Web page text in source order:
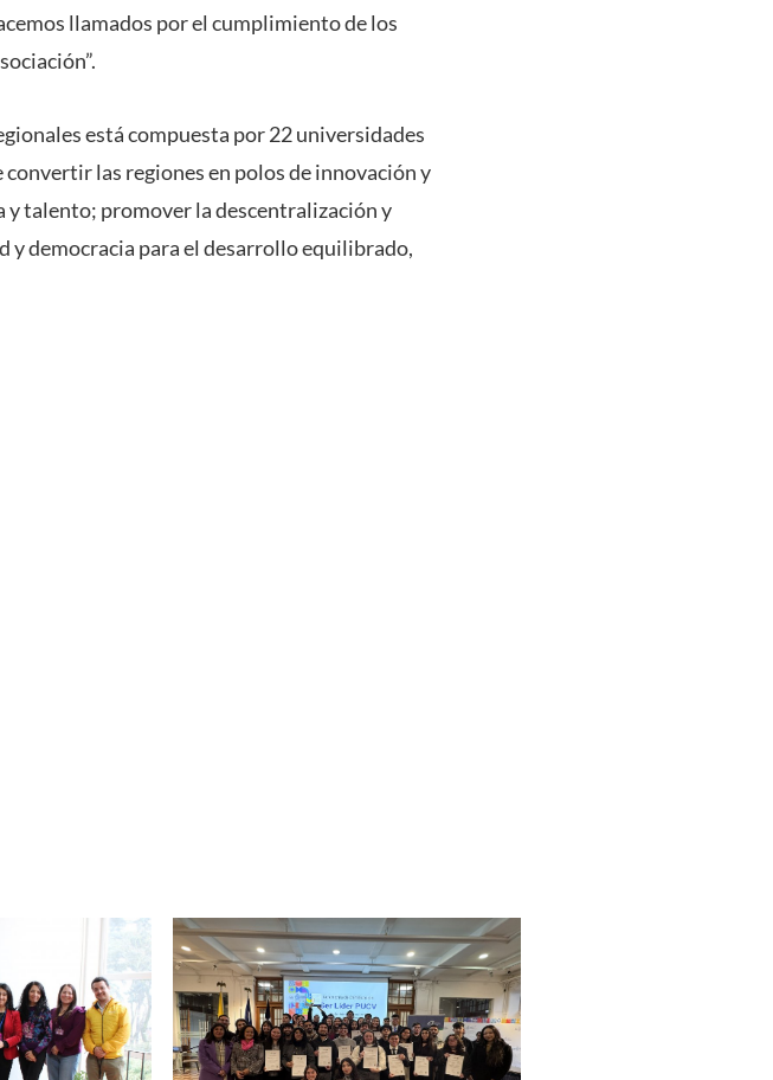
llamados por el cumplimiento de los
está compuesta por 22 universidades
las regiones en polos de innovación y
talento; promover la descentralización y
y democracia para el desarrollo equilibrado,